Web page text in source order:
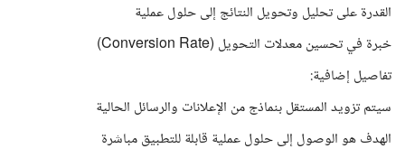
القدرة على تحليل وتحويل النتائج إلى حلول عملية
خبرة في تحسين معدلات التحويل (Conversion Rate)
تفاصيل إضافية:
سيتم تزويد المستقل بنماذج من الإعلانات والرسائل الحالية
الهدف هو الوصول إلى حلول عملية قابلة للتطبيق مباشرة